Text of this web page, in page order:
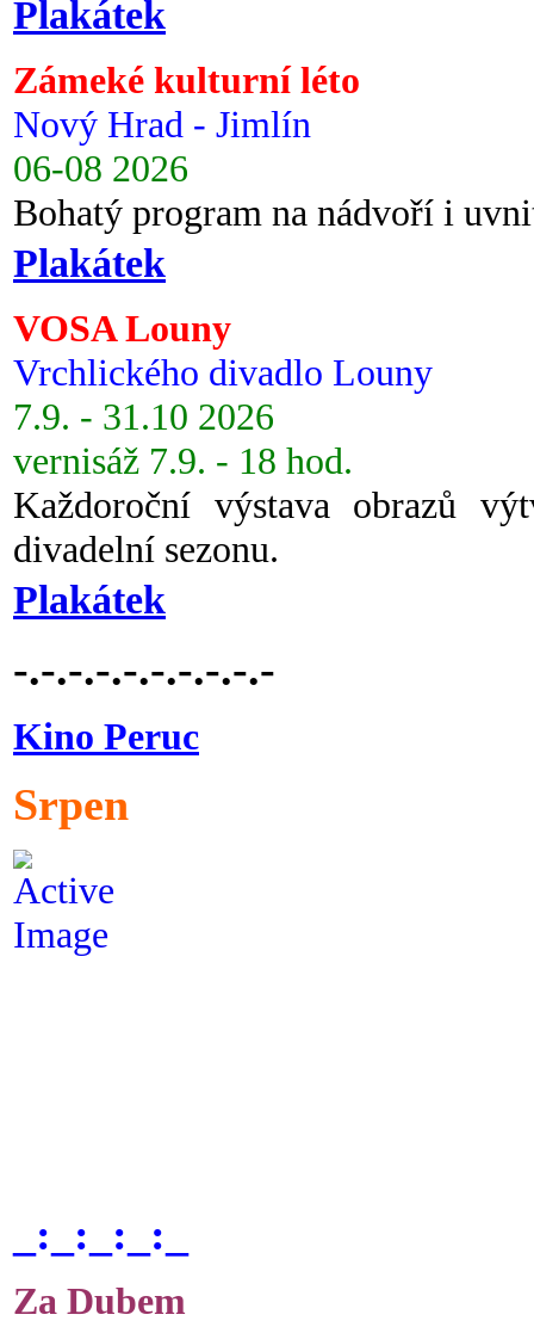
Plakátek
Zámeké kulturní léto
Nový Hrad - Jimlín
06-08 2026
Bohatý program na nádvoří i
Plakátek
VOSA Louny
Vrchlického divadlo Louny
7.9. - 31.10 2026
vernisáž 7.9. - 18 hod.
Každoroční výstava obrazů
divadelní sezonu.
Plakátek
-.-.-.-.-.-.-.-.-.-
Kino Peruc
Srpen
_:_:_:_:_
Za Dubem